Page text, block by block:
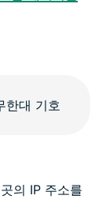
의 IP 주소를